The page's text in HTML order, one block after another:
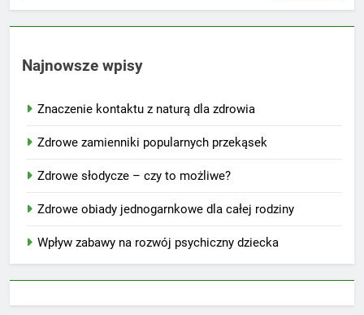
Najnowsze wpisy
Znaczenie kontaktu z naturą dla zdrowia
Zdrowe zamienniki popularnych przekąsek
Zdrowe słodycze – czy to możliwe?
Zdrowe obiady jednogarnkowe dla całej rodziny
Wpływ zabawy na rozwój psychiczny dziecka